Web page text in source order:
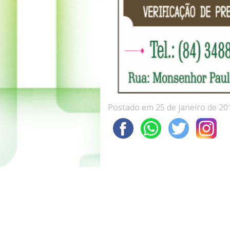
Postado em 25 de janeiro de